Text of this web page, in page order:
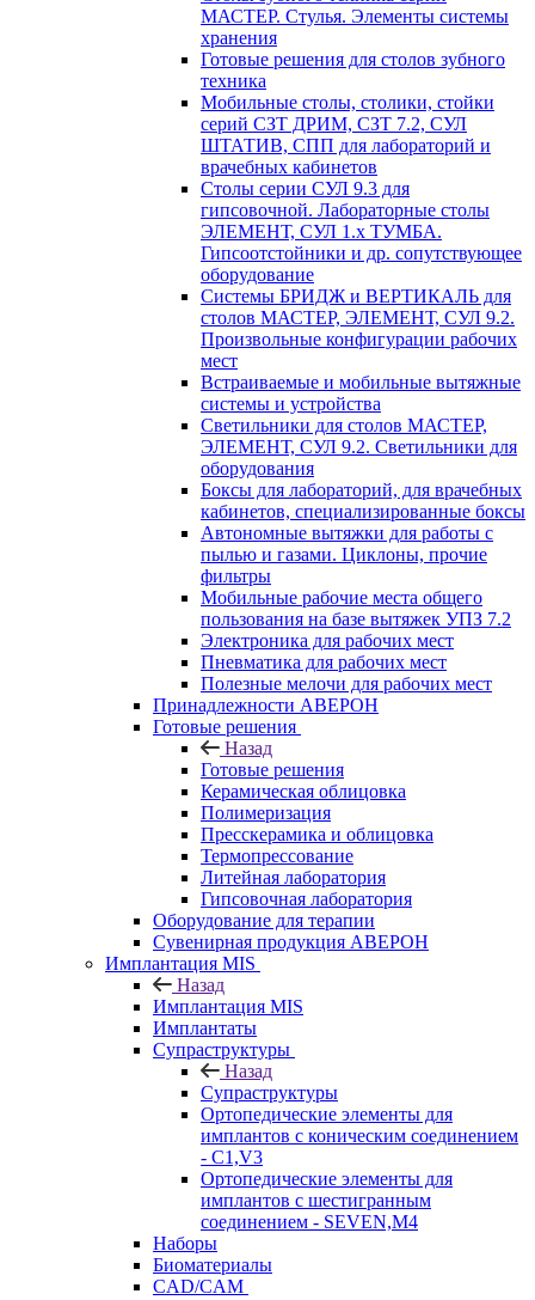
МАСТЕР. Стулья. Элементы системы
хранения
Готовые решения для столов зубного
техника
Мобильные столы, столики, стойки
серий СЗТ ДРИМ, СЗТ 7.2, СУЛ
ШТАТИВ, СПП для лабораторий и
врачебных кабинетов
Столы серии СУЛ 9.3 для
гипсовочной. Лабораторные столы
ЭЛЕМЕНТ, СУЛ 1.х ТУМБА.
Гипсоотстойники и др. сопутствующее
оборудование
Системы БРИДЖ и ВЕРТИКАЛЬ для
столов МАСТЕР, ЭЛЕМЕНТ, СУЛ 9.2.
Произвольные конфигурации рабочих
мест
Встраиваемые и мобильные вытяжные
системы и устройства
Светильники для столов МАСТЕР,
ЭЛЕМЕНТ, СУЛ 9.2. Светильники для
оборудования
Боксы для лабораторий, для врачебных
кабинетов, специализированные боксы
Автономные вытяжки для работы с
пылью и газами. Циклоны, прочие
фильтры
Мобильные рабочие места общего
пользования на базе вытяжек УПЗ 7.2
Электроника для рабочих мест
Пневматика для рабочих мест
Полезные мелочи для рабочих мест
Принадлежности АВЕРОН
Готовые решения
Назад
Готовые решения
Керамическая облицовка
Полимеризация
Пресскерамика и облицовка
Термопрессование
Литейная лаборатория
Гипсовочная лаборатория
Оборудование для терапии
Сувенирная продукция АВЕРОН
Имплантация MIS
Назад
Имплантация MIS
Имплантаты
Супраструктуры
Назад
Супраструктуры
Ортопедические элементы для
имплантов с коническим соединением
- C1,V3
Ортопедические элементы для
имплантов с шестигранным
соединением - SEVEN,M4
Наборы
Биоматериалы
CAD/CAM